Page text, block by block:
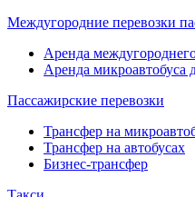
Междугородние перевозки
Аренда
Аренда микроавтобуса
Пассажирские перевозки
Трансфер на
Трансфер на автобусах
Бизнес-трансфер